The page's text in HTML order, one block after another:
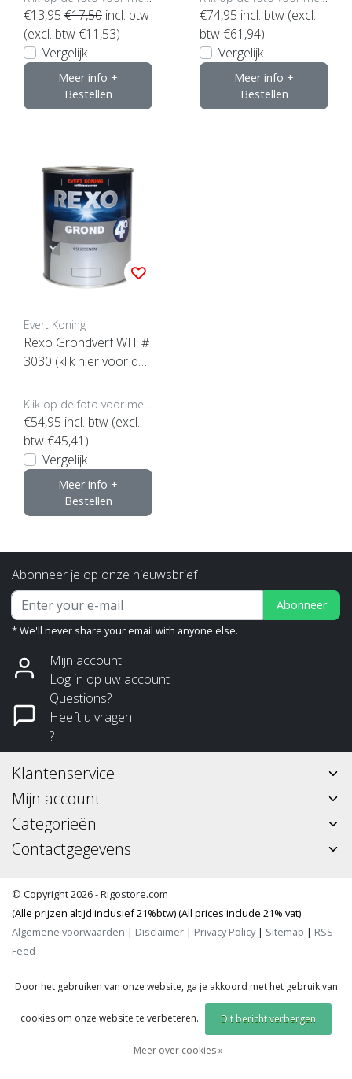
€13,95 €17,50 incl. btw
(excl. btw €11,53)
Vergelijk
Meer info +
Bestellen
€74,95 incl. btw (excl.
btw €61,94)
Vergelijk
Meer info +
Bestellen
Evert Koning
Rexo Grondverf WIT #
3030 (klik hier voor de i
€54,95 incl. btw (excl.
btw €45,41)
Vergelijk
Meer info +
Bestellen
Abonneer je op onze nieuwsbrief
Abonneer
* We'll never share your email with anyone else.
Mijn account
Log in op uw account
Questions?
Heeft u vragen
?
Klantenservice
Mijn account
Categorieën
Contactgegevens
© Copyright 2026 - Rigostore.com
(Alle prijzen altijd inclusief 21%btw) (All prices include 21% vat)
Algemene voorwaarden | Disclaimer | Privacy Policy| Sitemap | RSS
Feed
Door het gebruiken van onze website, ga je akkoord met het gebruik van
cookies om onze website te verbeteren. Dit bericht verbergen
Meer over cookies »